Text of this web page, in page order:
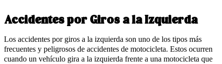
Accidentes por Giros a la Izquierda
Los accidentes por giros a la izquierda son uno de los tipos más
frecuentes y peligrosos de accidentes de motocicleta. Estos ocurren
cuando un vehículo gira a la izquierda frente a una motocicleta que